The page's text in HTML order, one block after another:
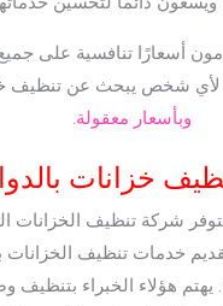
أسعارًا تنافسية على
لأي شخص يبحث عن تنظيف
وبأسعار معقولة.
خزانات
شركة تنظيف الخزانات
خدمات تنظيف
هؤلاء الخبراء بتنظيف